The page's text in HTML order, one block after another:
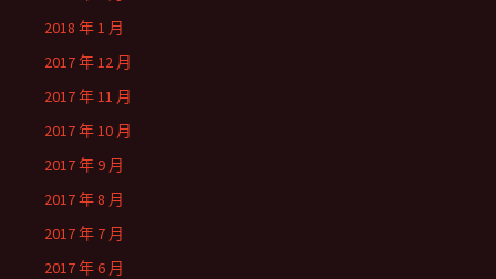
2018 年 1 月
2017 年 12 月
2017 年 11 月
2017 年 10 月
2017 年 9 月
2017 年 8 月
2017 年 7 月
2017 年 6 月